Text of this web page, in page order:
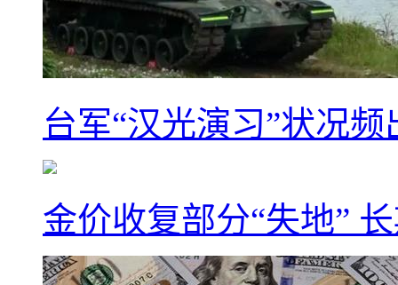
台军“汉光演习”状况
金价收复部分“失地”